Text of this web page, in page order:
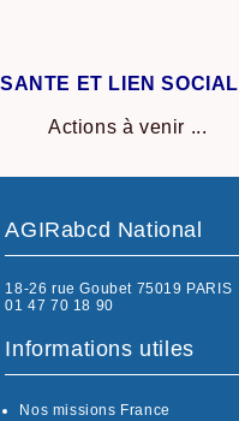
SANTE ET LIEN SOCIAL
Actions à venir ...
AGIRabcd National
18-26 rue Goubet 75019 PARIS
01 47 70 18 90
Informations utiles
Nos missions France